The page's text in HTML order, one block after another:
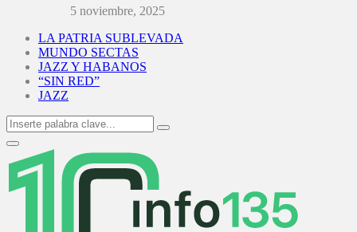
5 noviembre, 2025
LA PATRIA SUBLEVADA
MUNDO SECTAS
JAZZ Y HABANOS
“SIN RED”
JAZZ
Search
for:
Search
Primary
Menu